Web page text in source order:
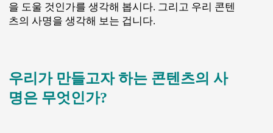
을 도울 것인가를 생각해 봅시다. 그리고 우리 콘텐
츠의 사명을 생각해 보는 겁니다.
우리가 만들고자 하는 콘텐츠의 사
명은 무엇인가?